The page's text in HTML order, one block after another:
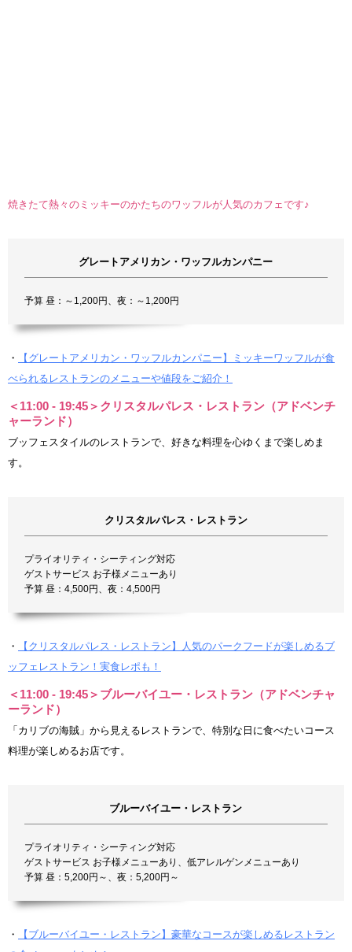
焼きたて熱々のミッキーのかたちのワッフルが人気のカフェです♪
グレートアメリカン・ワッフルカンパニー
予算 昼：～1,200円、夜：～1,200円
・
【グレートアメリカン・ワッフルカンパニー】ミッキーワッフルが食
べられるレストランのメニューや値段をご紹介！
＜11:00 - 19:45＞クリスタルパレス・レストラン（アドベンチ
ャーランド）
ブッフェスタイルのレストランで、好きな料理を心ゆくまで楽しめま
す。
クリスタルパレス・レストラン
プライオリティ・シーティング対応
ゲストサービス お子様メニューあり
予算 昼：4,500円、夜：4,500円
・
【クリスタルパレス・レストラン】人気のパークフードが楽しめるブ
ッフェレストラン！実食レポも！
＜11:00 - 19:45＞ブルーバイユー・レストラン（アドベンチャ
ーランド）
「カリブの海賊」から見えるレストランで、特別な日に食べたいコース
料理が楽しめるお店です。
ブルーバイユー・レストラン
プライオリティ・シーティング対応
ゲストサービス お子様メニューあり、低アレルゲンメニューあり
予算 昼：5,200円～、夜：5,200円～
・
【ブルーバイユー・レストラン】豪華なコースが楽しめるレストラン